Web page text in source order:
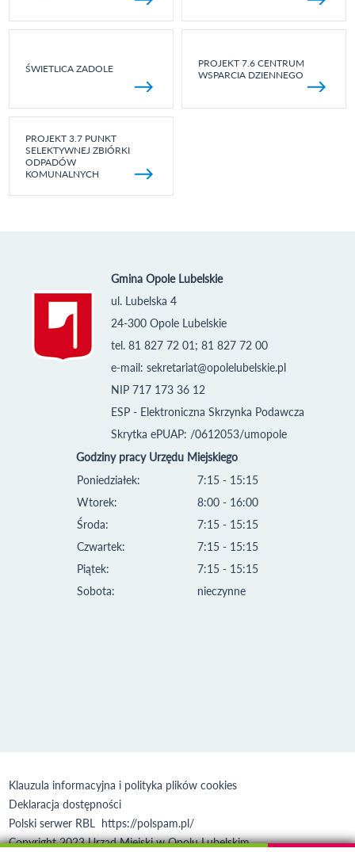
ŚWIETLICA ZADOLE
PROJEKT 7.6 CENTRUM
WSPARCIA DZIENNEGO
PROJEKT 3.7 PUNKT
SELEKTYWNEJ ZBIÓRKI
ODPADÓW
KOMUNALNYCH
Gmina Opole Lubelskie
ul. Lubelska 4
24-300 Opole Lubelskie
tel. 81 827 72 01; 81 827 72 00
e-mail: sekretariat@opolelubelskie.pl
NIP 717 173 36 12
ESP - Elektroniczna Skrzynka Podawcza
Skrytka ePUAP: /0612053/umopole
Godziny pracy Urzędu Miejskiego
Poniedziałek:
Wtorek:
Środa:
Czwartek:
Piątek:
Sobota:
7:15 - 15:15
8:00 - 16:00
7:15 - 15:15
7:15 - 15:15
7:15 - 15:15
nieczynne
Klauzula informacyjna i polityka plików cookies
Deklaracja dostępności
Polski serwer RBL https://polspam.pl/
Copyright 2023 Urząd Miejski w Opolu Lubelskim